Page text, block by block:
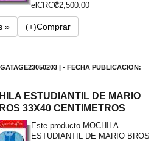
el CRC₡2,500.00
» (+)Comprar
| • FECHA PUBLICACION:
ESTUDIANTIL DE MARIO
33X40 CENTIMETROS
Este producto MOCHILA
ESTUDIANTIL DE MARIO BROS